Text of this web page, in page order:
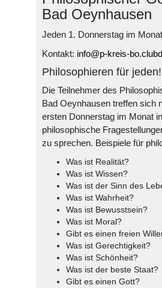
Bad Oeynhausen
Jeden 1. Donnerstag im
Kontakt: info@p-kreis-
Philosophieren für
Die Teilnehmer des
Bad Oeynhausen treffen sich
ersten Donnerstag im Monat
philosophische
zu sprechen. Beispiele für
Was ist Realität?
Was ist Wissen?
Was ist der Sinn des
Was ist Wahrheit?
Was ist Bewusstsein?
Was ist Moral?
Gibt es einen freien
Was ist Gerechtigkeit?
Was ist Schönheit?
Was ist der beste Staat?
Gibt es einen Gott?